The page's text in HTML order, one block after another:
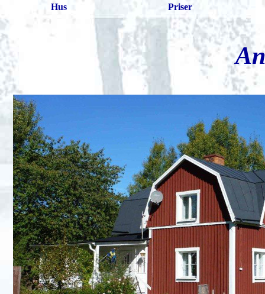
Hus Priser